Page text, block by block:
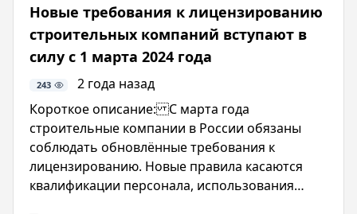
Новые требования к лицензированию
строительных компаний вступают в
силу с 1 марта 2024 года
243
2 года назад
Короткое описание: С марта года
строительные компании в России обязаны
соблюдать обновлённые требования к
лицензированию. Новые правила касаются
квалификации персонала, использования